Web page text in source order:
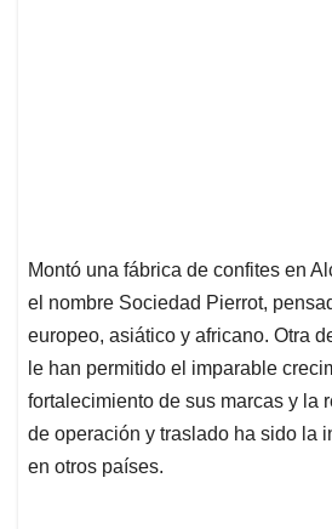
Montó una fábrica de confites en
el nombre Sociedad Pierrot,
europeo, asiático y africano. Otra
le han permitido el imparable
fortalecimiento de sus marcas y la
de operación y traslado ha sido la
en otros países.